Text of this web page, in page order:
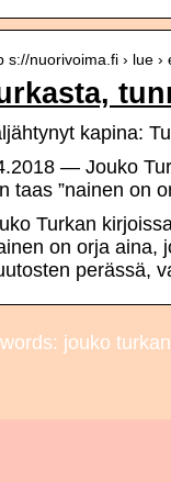
s://nuorivoima.fi › lue
kapina:
— Jouko
taas ”nainen on
Turkan
on orja aina,
perässä,
jouko